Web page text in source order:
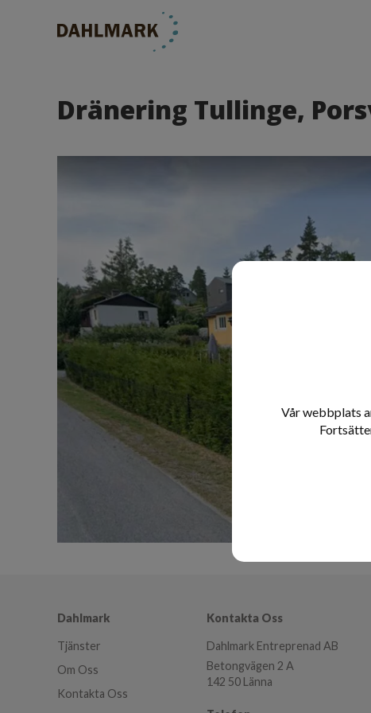
Dränering Tullinge,
Dahlmark
Tjänster
Om Oss
Kontakta Oss
Kontakta Oss
Dahlmark Entreprenad AB
Betongvägen 2 A
142 50 Länna
Vår webbplats